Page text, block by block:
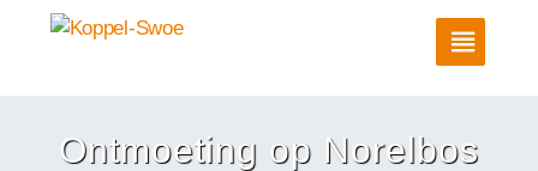
Ontmoeting op Norelbos